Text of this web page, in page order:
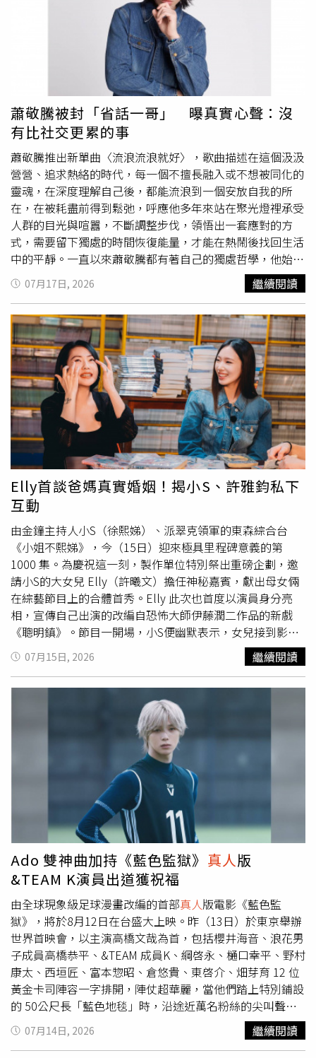
影獲得國發基金投資挹注，均為台灣原創內容邁向世界舞
台，賦予重要動能。
養品牌，重出江湖。從「安萃妍醫美新竹館」的臉書粉專上
可發現，其貼文圖片內右上角還有明顯「愛爾麗」號誌。
（圖／翻攝自安萃妍醫美新竹館臉書粉專）A小姐表示，實
際查詢「安萃妍醫美診所新竹館」相關資料，卻完全找不到
安萃妍的任何營業登記，甚至找不到相關Google地標，但
仔細看該粉專內容不僅發現除已知之「愛爾麗獨有晶瓷鑽」
技術外，粉專上其餘推廣醫美手術圖片右上角更清晰的壓上
「愛爾麗標誌」；粉專資訊透明度還可發現，該粉專原名為
「愛爾麗台中」，直到今年6月11日才被改名為「安萃妍醫
美 新竹館」。細看安萃妍醫美新竹館臉書粉專上也可以發
現，該粉專先前名稱為「愛爾麗診所 台中+」。（圖／翻攝
自安萃妍醫美新竹館臉書粉專）A小姐透露，不只如此，為
求謹慎，她主動與該粉專聯絡，詢問診所的確切位置，隨後
便有自稱是「小編雪莉」的工作人員為其服務，先是詢問過
去是否曾來過診所，同時貼出「無針玻尿酸」的廣告貼文，
並寫下「無針玻尿酸晶瓷鑽課程」費用，讓她瞬間認出前同
事的話術，同時透過醫美課程名稱與費用等資料，確信該間
診所就是前東家愛爾麗想重新培養的新品牌無誤。前員工A
小姐指出，安萃妍主打的無針玻尿酸就是愛爾麗的獨有「晶
磁鑽」技術，背後更可明顯看到愛爾麗的制服。（圖／民眾
提供） 當場抓到愛爾麗疑似想改名重出江湖的A小姐，事後
也怒在社群平台上貼出貼文，直言愛爾麗企圖改名為「安萃
妍醫美」，試圖重新進入大眾視野，貼文一出沒多久，卻馬
上收到自稱公關團隊的私訊，指出感謝其對於籌備中的醫美
品牌關注，但其貼文所提及的「愛爾麗另起爐灶」、「裡面
的療程都是之前愛爾麗獨有的」、「回覆也跟愛爾麗一模一
樣」等語，均為未經查證之推測或個人判斷，以造成社會大
眾誤認，影響其品牌商譽。 該公關團隊也指出，所謂與愛
爾麗同款文案，為參考醫美產業常見文案呈現方式，或使用
合法授權、公開之來源示意素材，與推論品牌間並無任何關
聯，希望A小姐能刪除貼文，或需
團隊，否則將依法採取相關法律措施，並向平台檢舉。然而
隨著貼文曝光後，僅隔一日「安萃妍新竹館」粉專就火速被
刪除，再也無法在社群平台上找到其蹤跡，相關廣告投放也
全數被停止。 而A小姐也再揪出愛爾麗試圖重新培養品牌的
其餘品牌，如愛爾麗過去跨足生髮治療市場，成立「愛爾麗
Dr.Scalp生髮診所」，後續以韓國品牌「絲客富」為主要名
稱被網友抓包，坦承確實就是愛爾麗旗下集團，但「後續會
再獨立出來」，其北中南各分店粉專也在出事後將名稱改為
「絲凱鉑毛髮醫學中心」。 而A小姐也再揪出愛爾麗試圖重
新培養品牌的其餘品牌，如愛爾麗過去跨足生髮治療市場，
成立「愛爾麗Dr.Scalp生髮診所」，其北中南各分店粉專也
在出事後將名稱改為「絲凱鉑毛髮醫學中心」。
蕭敬騰被封「省話一哥」 曝真實心聲：沒
有比社交更累的事
蕭敬騰推出新單曲〈流浪流浪就好〉，歌曲描述在這個汲汲
營營、追求熱絡的時代，每一個不擅長融入或不想被同化的
靈魂，在深度理解自己後，都能流浪到一個安放自我的所
在，在被耗盡前得到鬆弛，呼應他多年來站在聚光燈裡承受
人群的目光與喧囂，不斷調整步伐，領悟出一套應對的方
式，需要留下獨處的時間恢復能量，才能在熱鬧後找回生活
中的平靜。一直以來蕭敬騰都有著自己的獨處哲學，他始終
在音樂裡打磨，守著自己的節奏將作品推向人群，不嚼爛舌
根定義，而是聚焦於歌曲，讓它自然傳達所有情緒與觀點。
話不多的他被大家視為典型的I人，這次他想要透過歌曲傳
達去除「I」人就等於「內向」的扁平化標籤，I人的定義是
「生活中所需能量源於自己而非外界的人」，他以歌詞「沒
有比社交更累的事，這I人I得很極致，好在我對自己很誠
實，這I人I得很鬆弛」，釋然地表達自我狀態。「省話一
哥」、「金曲歌王」、「娛樂先生」是大家給蕭敬騰的各種
定義，也看到他在演藝事業上每一次的挑戰與突破，將每一
首感動加到歌單中，在唱片、演唱會、綜藝、真人秀等各種
載體，可以看見立體的他，就像認識很久的朋友，散發滿滿
的活人感，也發現不管外在怎麼變化，他初心不變、始終誠
懇。蕭敬騰近期參演《五十公里桃花塢》
真人秀，該季尾聲
恰逢〈流浪流浪就好〉單曲發行，在節目上他與其他參與的
演出嘉賓共創微型社交圈，呈現他的處世與應對，正巧也與
單曲核心相互呼應。蕭敬騰在舞台與生活間保持平衡，他表
示發現真正的安定藏在與自己和平相處的時刻裡，心之所
向，流浪到哪都是歸處，但若沒有承認自我，則處處都倍感
不適。
07月17日, 2026 繼續閱讀
Elly首談爸媽真實婚姻！揭小S、許雅鈞私下
互動
由金鐘主持人小S（徐熙娣）、派翠克領軍的東森綜合台
《小姐不熙娣》，今（15日）迎來極具里程碑意義的第
1000 集。為慶祝這一刻，製作單位特別祭出重磅企劃，邀
請小S的大女兒 Elly（許曦文）擔任神秘嘉賓，獻出母女倆
在綜藝節目上的合體首秀。Elly 此次也首度以演員身分亮
相，宣傳自己出演的改編自恐怖大師伊藤潤二作品的新戲
《聰明鎮》。節目一開場，小S便幽默表示，女兒接到影集
時很緊張，每一場戲都是她陪著對劇本，小S更笑稱：「如
果播出後Elly的演出很受歡迎，絕對都是媽媽的功勞！」當
聊到擇偶條件，熱愛運動的 Elly 大方承認喜歡「有健身的
男生」，小S一聽立刻八卦地指向搭檔派翠克，笑說：「那
妳有可能會喜歡派翠克耶，因為柳叔叔也很愛健身！」小S
更轉頭逼問派翠克：「第一次看到 Elly 有沒有覺得她很
正？」派翠克大讚：「很有氣質，
非常漂亮！」讓小S
再度起鬨：「你該不會不小心喜歡上我女兒吧！」一連串八
卦連環炮，讓 Elly 聽完崩潰大喊：「媽！妳幹嘛一直問這
種噁爛的問題啦！」超直白的嫌棄反應笑翻全場。談及父母
婚姻，小S坦言面對網友時常唱衰她的婚姻感到無奈，便趁
機問女兒：「在妳眼中，爸爸媽媽到底是怎樣的夫妻？」
Elly甜笑表示，爸媽的相處既甜蜜又像朋友：「直到現在，
他們每天講早安、晚安都還是會加上『寶貝』，也會一起躺
在沙發上追劇。」Elly更透露，爸媽與三個女兒間完全沒有
長輩架子，宛如朋友般的相處模式，讓她倍感自在。Elly被
小S虧比演員難訪問。（圖／東森提供）身為話題焦點的星
二代，小S不免關心 Elly 是否會感到壓力？Elly 坦言一開始
確實會自我懷疑、擔心自己不夠好或配不上大家的期望，但
現在已經調整好心態。小S追問：「是不是就不要看網路留
言？」沒想到 Elly 竟自爆非常愛看網友評論，連罵自己的
也不放過！派翠克驚訝追問：「那妳看了會走心嗎？」Elly
淡定回應：「還好，我只是好奇網友到底在罵什麼，如果有
說得對、可以改進的地方，我就會去改進。」而在「真心話
07月15日, 2026 繼續閱讀
Ado 雙神曲加持《藍色監獄》 真人版
&TEAM K演員出道獲祝福
由全球現象級足球漫畫改編的首部真人版電影《藍色監
獄》，將於8月12日在台盛大上映。昨（13日）於東京舉辦
世界首映會，以主演高橋文哉為首，包括櫻井海音、浪花男
子成員高橋恭平、&TEAM 成員K、綱啓永、樋口幸平、野村
康太、西垣匠、富本惣昭、倉悠貴、東啓介、畑芽育 12 位
黃金卡司陣容一字排開，陣仗超華麗，當他們踏上特別鋪設
的 50公尺長「藍色地毯」時，沿途近萬名粉絲的尖叫聲瞬
間響徹雲霄，狂熱程度宛如世界盃現場。擔綱主角「潔世
一」的高橋文哉自信表示：「全體幕後團隊與演員都注入了
07月14日, 2026 繼續閱讀